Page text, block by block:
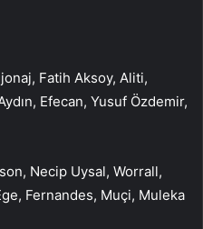
Fatih Aksoy, Aliti,
Efecan, Yusuf Özdemir,
Necip Uysal, Worrall,
Fernandes, Muçi, Muleka